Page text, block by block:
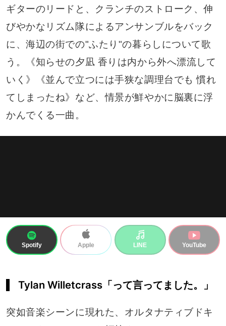
ギターのリードと、クランチのストローク、伸
びやかなリズム隊によるアンサンブルをバック
に、海辺の街での"ふたり"の暮らしについて歌
う。《知らせの夕凪 香りは内から外へ漂流して
いく》《並んで立つには手狭な調理台でも 慣れ
てしまったね》など、情景が鮮やかに脳裏に浮
かんでくる一曲。
Spotify Apple LINE YouTube
Tylan Willetcrass「って言ってました。」
突如音楽シーンに現れた、オルタナティブドキ